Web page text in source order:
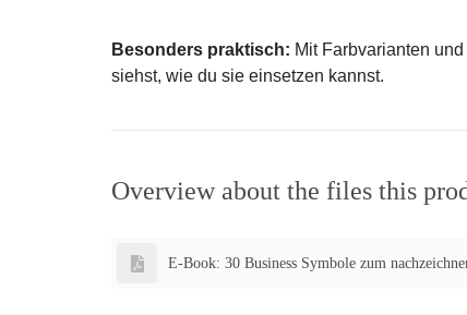
Besonders praktisch: Mit Farbvarianten
siehst, wie du sie einsetzen kannst.
Overview about the files this
E-Book: 30 Business Symbole zum